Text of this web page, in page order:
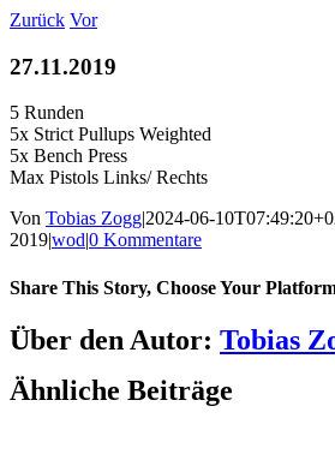
Zum
springen
Zurück Vor
27.11.2019
5 Runden
5x Strict Pullups Weighted
5x Bench Press
Max Pistols Links/ Rechts
Von Tobias Zogg|2024-06-
2019|wod|0 Kommentare
Share This Story, Choose Your
Facebook
LinkedIn
WhatsApp
Telegram
Tumblr
Pinterest
Vk
Xing
E-
Mail
Über den Autor: Tobias
Ähnliche Beiträge